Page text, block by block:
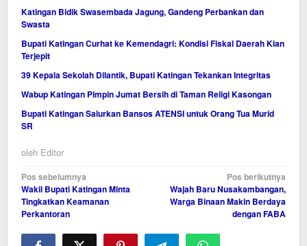
Katingan Bidik Swasembada Jagung, Gandeng Perbankan dan
Swasta
Bupati Katingan Curhat ke Kemendagri: Kondisi Fiskal Daerah Kian
Terjepit
39 Kepala Sekolah Dilantik, Bupati Katingan Tekankan Integritas
Wabup Katingan Pimpin Jumat Bersih di Taman Religi Kasongan
Bupati Katingan Salurkan Bansos ATENSI untuk Orang Tua Murid
SR
oleh Editor
Navigasi
pos
Pos sebelumnya
Wakil Bupati Katingan Minta
Tingkatkan Keamanan
Perkantoran
Pos berikutnya
Wajah Baru Nusakambangan,
Warga Binaan Makin Berdaya
dengan FABA